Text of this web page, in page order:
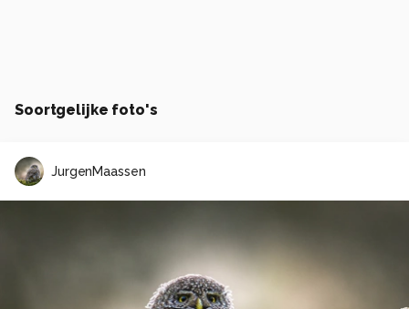
Soortgelijke foto's
JurgenMaassen